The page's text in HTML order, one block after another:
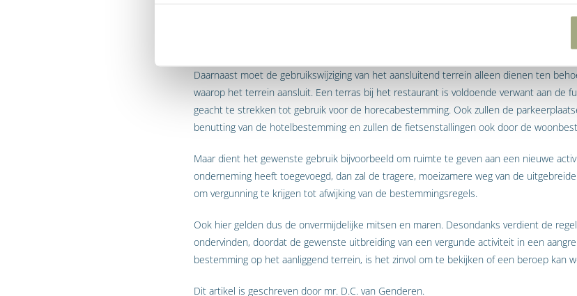
aansluitende strook achter de garage, vroeg hij een vergunning aan. Die werd
Daarnaast moet de gebruikswijziging van het aansluitend terrein alleen dienen ten
waarop het terrein aansluit. Een terras bij het restaurant is voldoende verwant aan de
geacht te strekken tot gebruik voor de horecabestemming. Ook zullen de
benutting van de hotelbestemming en zullen de fietsenstallingen ook door de
Maar dient het gewenste gebruik bijvoorbeeld om ruimte te geven aan een nieuwe
onderneming heeft toegevoegd, dan zal de tragere, moeizamere weg van de
om vergunning te krijgen tot afwijking van de bestemmingsregels.
Ook hier gelden dus de onvermijdelijke mitsen en maren. Desondanks verdient de
ondervinden, doordat de gewenste uitbreiding van een vergunde activiteit in een
bestemming op het aanliggend terrein, is het zinvol om te bekijken of een beroep kan
Dit artikel is geschreven door mr. D.C. van Genderen.